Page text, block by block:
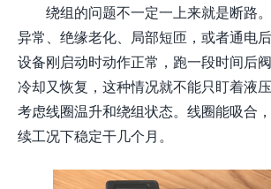
绕组的问题不一定一上来就是断路
异常、绝缘老化、局部短匝，或者通电
设备刚启动时动作正常，跑一段时间后
冷却又恢复，这种情况就不能只盯着液
考虑线圈温升和绕组状态。线圈能吸合
续工况下稳定干几个月。